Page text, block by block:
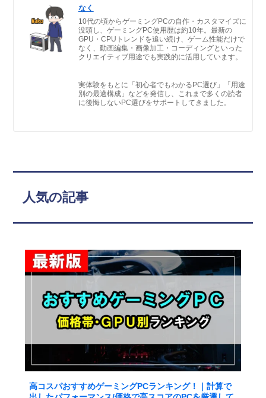
なく
10代の頃からゲーミングPCの自作・カスタマイズに
没頭し、ゲーミングPC使用歴は約10年。最新の
GPU・CPUトレンドを追い続け、ゲーム性能だけで
なく、動画編集・画像加工・コーディングといった
クリエイティブ用途でも実践的に活用しています。
実体験をもとに「初心者でもわかるPC選び」「用途
別の最適構成」などを発信し、これまで多くの読者
に後悔しないPC選びをサポートしてきました。
人気の記事
高コスパおすすめゲーミングPCランキング！｜計算で